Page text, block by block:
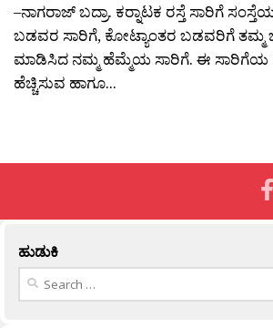
–ನಾಗರಾಜ್ ಬದ್ರಾ. ಕರ‍್ನಾಟಕ ರಸ್ತೆ ಸಾರಿಗೆ
ಬಡವರ ಸಾರಿಗೆ, ಕೋಟ್ಯಾಂತರ ಬಡವರಿಗೆ ತಮ್ಮ
ಮಾಡಿಸಿದ ನಮ್ಮ ಹೆಮ್ಮೆಯ ಸಾರಿಗೆ. ಈ ಸಾರಿಗೆಯ
ಹೆಚ್ಚಿಸುವ ಹಾಗೂ...
ಹುಡುಕಿ
Search